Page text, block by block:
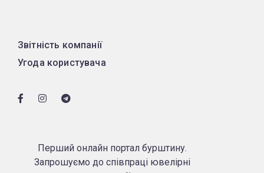
Звітність компанії
Угода користувача
Перший онлайн портал бурштину.
Запрошуємо до співпраці ювелірні